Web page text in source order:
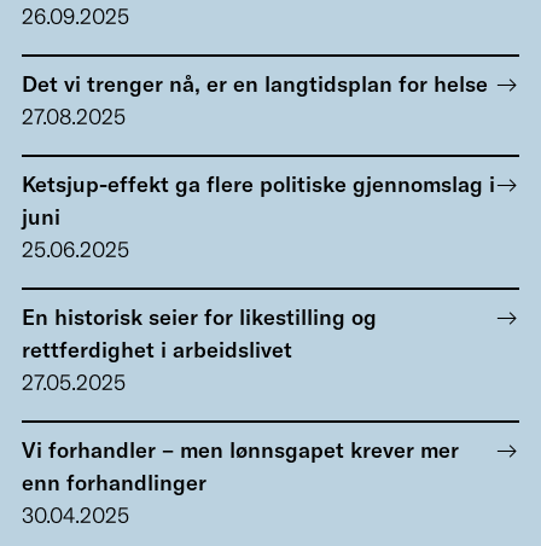
26.09.2025
Det vi trenger nå, er en langtidsplan for helse
27.08.2025
Ketsjup-effekt ga flere politiske gjennomslag i
juni
25.06.2025
En historisk seier for likestilling og
rettferdighet i arbeidslivet
27.05.2025
Vi forhandler – men lønnsgapet krever mer
enn forhandlinger
30.04.2025